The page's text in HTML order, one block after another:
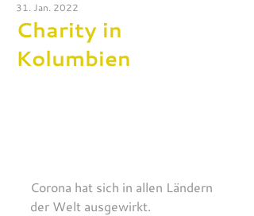
Charity in
Kolumbien
31. Jan. 2022
Corona hat sich in allen Ländern
der Welt ausgewirkt.